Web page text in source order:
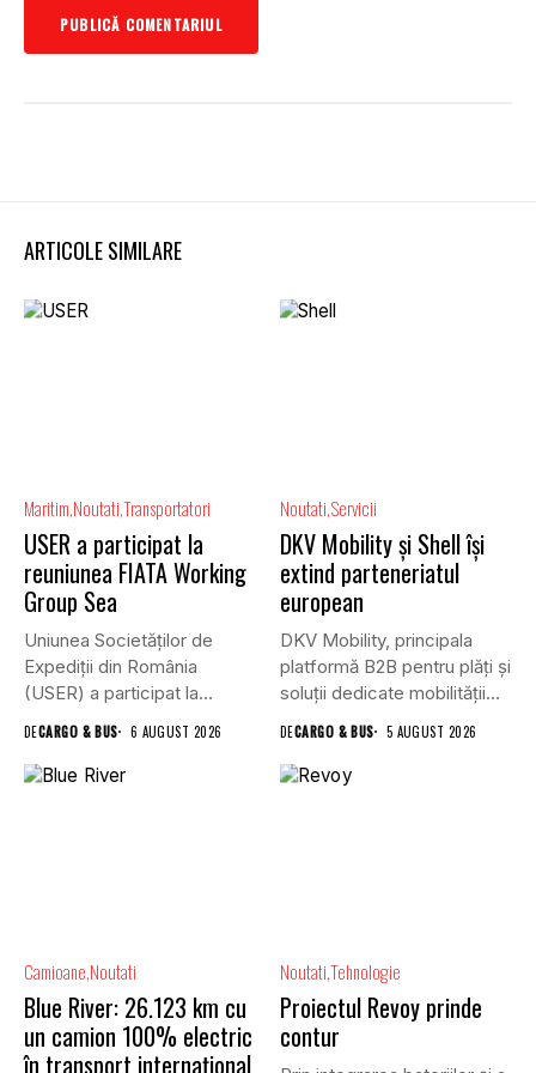
ARTICOLE SIMILARE
Maritim NoutatiTransportatori
USER a participat la
reuniunea FIATA Working
Group Sea
Uniunea Societăților de
Expediții din România
(USER) a participat la
DECARGO & BUS 6 AUGUST 2026
Noutati Servicii
DKV Mobility și Shell își
extind parteneriatul
european
DKV Mobility, principala
platformă B2B pentru plăți și
soluții dedicate mobilității
DECARGO & BUS 5 AUGUST 2026
Camioane Noutati
Blue River: 26.123 km cu
un camion 100% electric
în transport internațional
NoutatiTehnologie
Proiectul Revoy prinde
contur